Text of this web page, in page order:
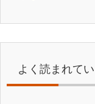
よく読まれて